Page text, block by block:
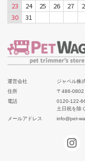
23
24 25 26 27
30
31
運営会社
ジャペル株
住所
〒486-0802
電話
0120-122-
土日祝を除
メールアドレス
info@pet-